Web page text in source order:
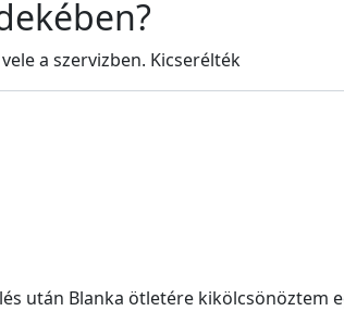
a szervizben. Kicserélték
után Blanka ötletére kikölcsönöztem